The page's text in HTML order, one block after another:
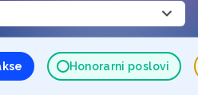
Honorarni poslovi